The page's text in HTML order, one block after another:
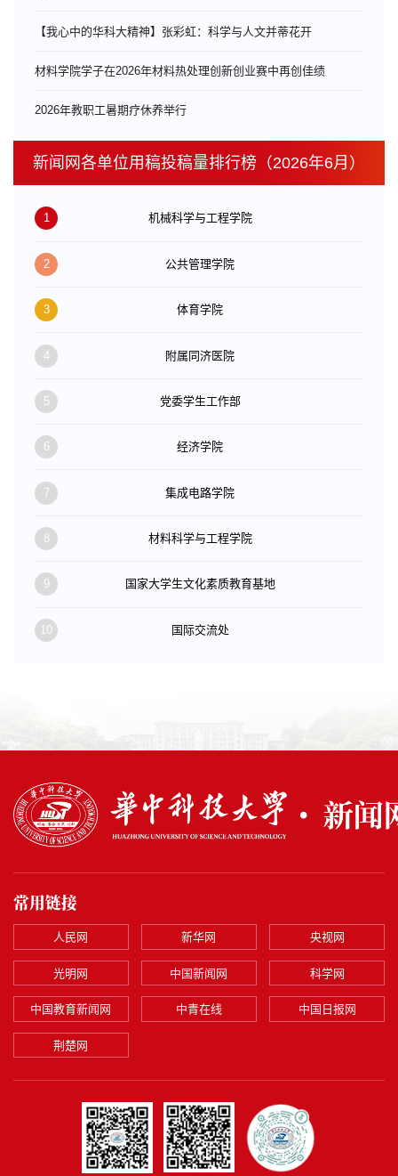
【我心中的华科大精神】张彩虹：科学与人文并蒂花开
材料学院学子在2026年材料热处理创新创业赛中再创佳绩
​2026年教职工暑期疗休养举行
新闻网各单位用稿投稿量排行榜（2026年6月）
1 机械科学与工程学院
2 公共管理学院
3 体育学院
4 附属同济医院
5 党委学生工作部
6 经济学院
7 集成电路学院
8 材料科学与工程学院
9 国家大学生文化素质教育基地
10 国际交流处
常用链接
人民网 新华网 央视网
光明网 中国新闻网 科学网
中国教育新闻网 中青在线 中国日报网
荆楚网